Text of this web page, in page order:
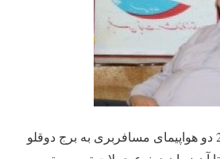
در 11 سپتامبر سال 2001 دو هواپیمای مسافربری به برج دوقلو